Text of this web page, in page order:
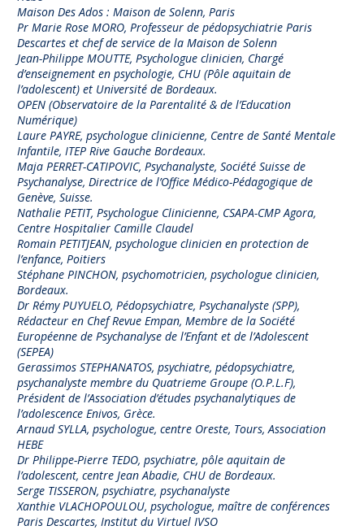
Maison Des Ados : Maison de Solenn, Paris
Pr Marie Rose MORO, Professeur de pédopsychiatrie Paris
Descartes et chef de service de la Maison de Solenn
Jean-Philippe MOUTTE, Psychologue clinicien, Chargé
d’enseignement en psychologie, CHU (Pôle aquitain de
l’adolescent) et Université de Bordeaux.
OPEN (Observatoire de la Parentalité & de l’Education
Numérique)
Laure PAYRE, psychologue clinicienne, Centre de Santé Mentale
Infantile, ITEP Rive Gauche Bordeaux.
Maja PERRET-CATIPOVIC, Psychanalyste, Société Suisse de
Psychanalyse, Directrice de l’Office Médico-Pédagogique de
Genève, Suisse.
Nathalie PETIT, Psychologue Clinicienne, CSAPA-CMP Agora,
Centre Hospitalier Camille Claudel
Romain PETITJEAN, psychologue clinicien en protection de
l’enfance, Poitiers
Stéphane PINCHON, psychomotricien, psychologue clinicien,
Bordeaux.
Dr Rémy PUYUELO, Pédopsychiatre, Psychanalyste (SPP),
Rédacteur en Chef Revue Empan, Membre de la Société
Européenne de Psychanalyse de l’Enfant et de l’Adolescent
(SEPEA)
Gerassimos STEPHANATOS, psychiatre, pédopsychiatre,
psychanalyste membre du Quatrieme Groupe (O.P.L.F),
Président de l’Association d’études psychanalytiques de
l’adolescence Enivos, Grèce.
Arnaud SYLLA, psychologue, centre Oreste, Tours, Association
HEBE
Dr Philippe-Pierre TEDO, psychiatre, pôle aquitain de
l’adolescent, centre Jean Abadie, CHU de Bordeaux.
Serge TISSERON, psychiatre, psychanalyste
Xanthie VLACHOPOULOU, psychologue, maître de conférences
Paris Descartes, Institut du Virtuel IVSO